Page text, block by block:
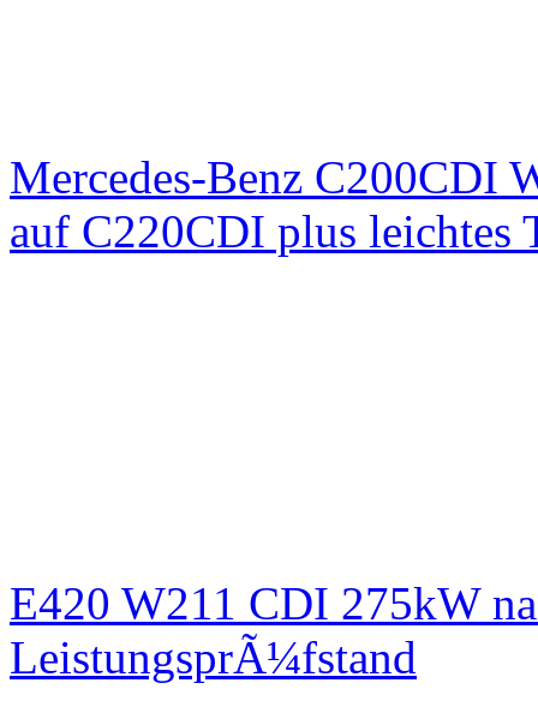
Mercedes-Benz C200CDI
auf C220CDI plus
E420 W211 CDI 275kW
LeistungsprÃ¼fstand